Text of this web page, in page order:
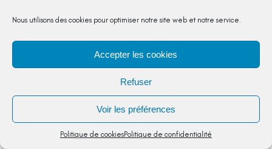
Nous utilisons des cookies pour optimiser notre site web et notre service.
Accepter les cookies
Refuser
Voir les préférences
Politique de cookiesPolitique de confidentialité
de jeux portant sur des grandeurs
conduisant à utiliser les quatre